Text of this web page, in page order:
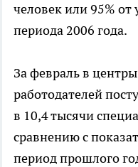
человек или 95% от
периода 2006 года.
За февраль в
работодателей
в 10,4 тысячи
сравнению с
период прошлого